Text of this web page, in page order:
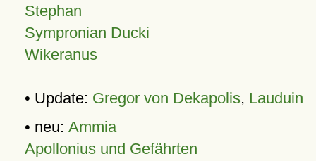
Stephan
Sympronian Ducki
Wikeranus
• Update: Gregor von Dekapolis, Lauduin
• neu: Ammia
Apollonius und Gefährten